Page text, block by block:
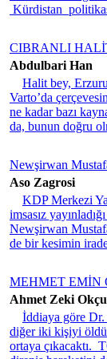
Kürdistan
CIBRANLI
Abdulbari Han
Halit bey,
Varto’da
ne kadar bazı
da, bunun doğru
Newşirwan
Aso Zagrosi
KDP Merkezi
imsasız
Newşirwan
de bir kesimin
MEHMET EMİN
Ahmet Zeki
İddiaya göre Dr.
diğer iki kişiyi
ortaya çıkacaktı.